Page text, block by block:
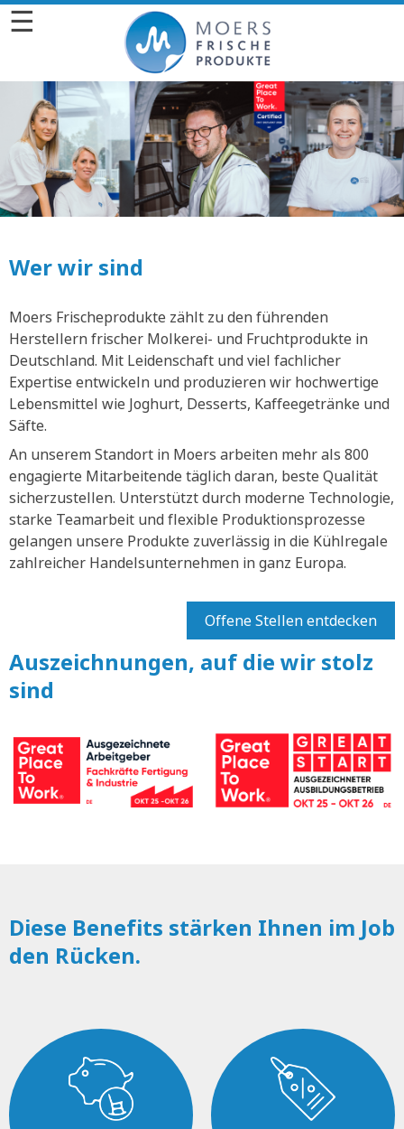
☰
Wer wir sind
Moers Frischeprodukte zählt zu den führenden
Herstellern frischer Molkerei- und Fruchtprodukte in
Deutschland. Mit Leidenschaft und viel fachlicher
Expertise entwickeln und produzieren wir hochwertige
Lebensmittel wie Joghurt, Desserts, Kaffeegetränke und
Säfte.
An unserem Standort in Moers arbeiten mehr als 800
engagierte Mitarbeitende täglich daran, beste Qualität
sicherzustellen. Unterstützt durch moderne Technologie,
starke Teamarbeit und flexible Produktionsprozesse
gelangen unsere Produkte zuverlässig in die Kühlregale
zahlreicher Handelsunternehmen in ganz Europa.
Offene Stellen entdecken
Auszeichnungen, auf die wir stolz
sind
Diese Benefits stärken Ihnen im Job
den Rücken.